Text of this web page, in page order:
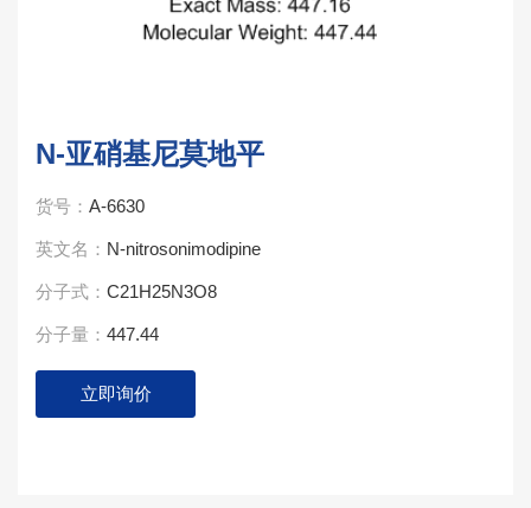
N-亚硝基尼莫地平
货号： A-6630
英文名： N-nitrosonimodipine
分子式： C21H25N3O8
分子量： 447.44
立即询价